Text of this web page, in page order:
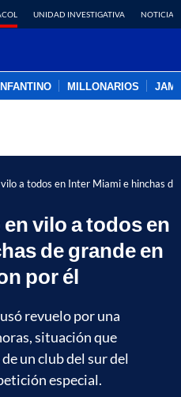
UNIDAD INVESTIGATIVA NOTICIAS
MILLONARIOS
a todos en Inter Miami e hinchas
vilo a todos en
de grande en
por él
revuelo por una
situación que
un club del sur del
especial.